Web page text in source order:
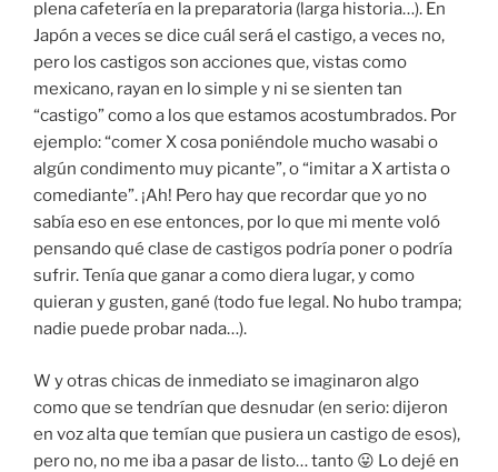
plena cafetería en la preparatoria (larga historia…). En
Japón a veces se dice cuál será el castigo, a veces no,
pero los castigos son acciones que, vistas como
mexicano, rayan en lo simple y ni se sienten tan
“castigo” como a los que estamos acostumbrados. Por
ejemplo: “comer X cosa poniéndole mucho wasabi o
algún condimento muy picante”, o “imitar a X artista o
comediante”. ¡Ah! Pero hay que recordar que yo no
sabía eso en ese entonces, por lo que mi mente voló
pensando qué clase de castigos podría poner o podría
sufrir. Tenía que ganar a como diera lugar, y como
quieran y gusten, gané (todo fue legal. No hubo trampa;
nadie puede probar nada…).
W y otras chicas de inmediato se imaginaron algo
como que se tendrían que desnudar (en serio: dijeron
en voz alta que temían que pusiera un castigo de esos),
pero no, no me iba a pasar de listo… tanto 😛 Lo dejé en